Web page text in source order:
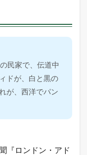
民家で、伝道中
ドが、白と黒の
が、西洋でパン
『ロンドン・アド